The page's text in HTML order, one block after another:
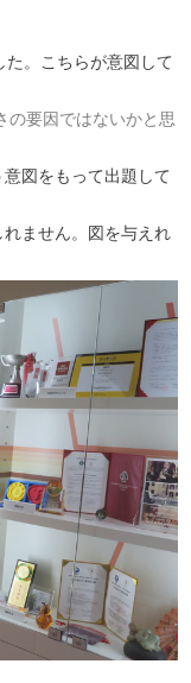
。こちらが意図して
の要因ではないかと思
図をもって出題して
ません。図を与えれ